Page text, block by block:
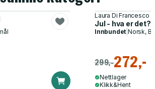
Laura Di Francesco
Jul - hva er det?
Innbundet Norsk,
299,-272,-
Nettlager
Klikk&Hent